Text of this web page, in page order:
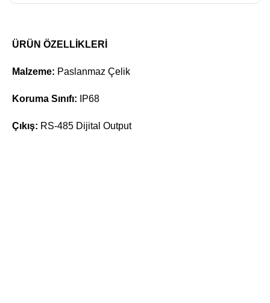
ÜRÜN ÖZELLİKLERİ
Malzeme: Paslanmaz Çelik
Koruma Sınıfı: IP68
Çıkış: RS-485 Dijital Output